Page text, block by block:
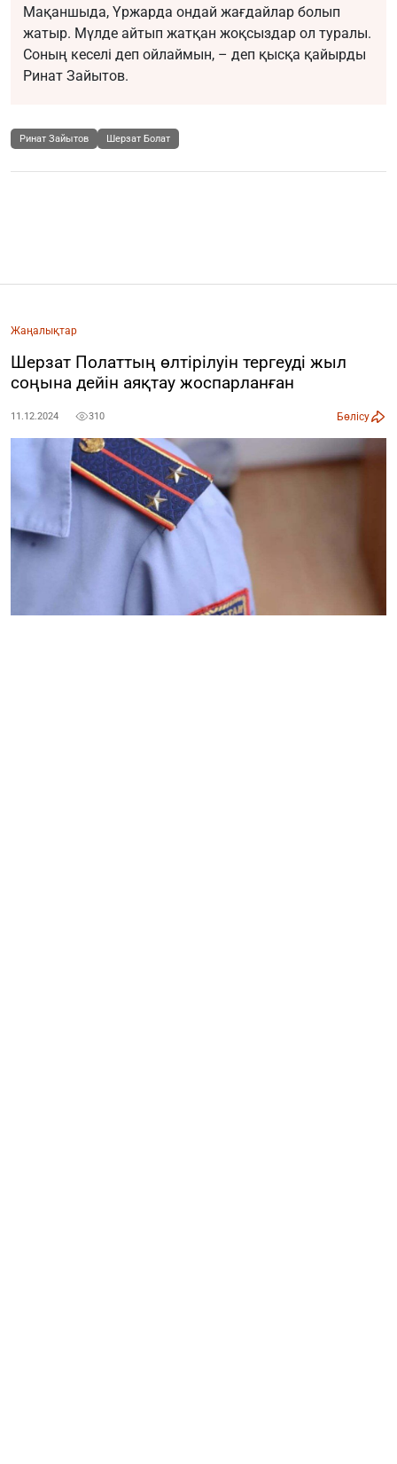
Мақаншыда, Үржарда ондай жағдайлар болып
жатыр. Мүлде айтып жатқан жоқсыздар ол туралы.
Соның кеселі деп ойлаймын, – деп қысқа қайырды
Ринат Зайытов.
Ринат Зайытов Шерзат Болат
Жаңалықтар
Шерзат Полаттың өлтірілуін тергеуді жыл
соңына дейін аяқтау жоспарланған
11.12.2024 310 Бөлісу